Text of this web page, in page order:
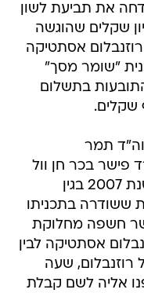
את תביעת לשון
שקלים שהוגשה
רוזנבלום אסתטיקה
"שומר מסך"
התובעות בתשלום
על ידי עוה"ד תמר
פישר בכר חן וול
אוריון ושות'. התביעה הוגשה בשנת 2007 בגין
ששודרה בתכניתו
בערוץ 10, ואשר חשפה מחלוקת
אסתטיקה לבין
רוזנבלום, שעה
אליה לשם קבלת